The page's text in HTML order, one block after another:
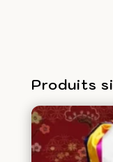
Produits